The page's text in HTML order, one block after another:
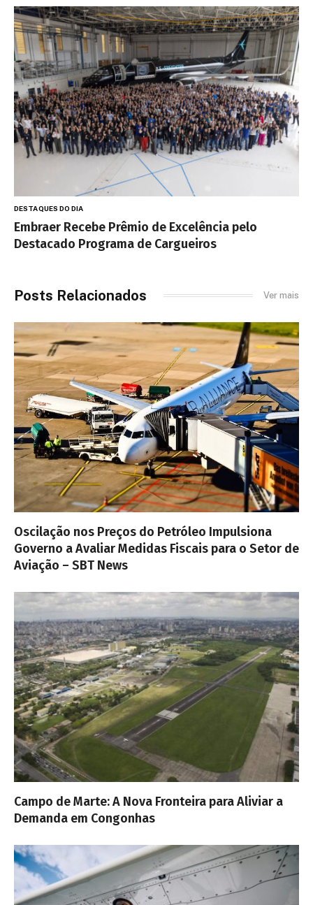
DESTAQUES DO DIA
Embraer Recebe Prêmio de Excelência pelo
Destacado Programa de Cargueiros
Posts Relacionados Ver mais
Oscilação nos Preços do Petróleo Impulsiona
Governo a Avaliar Medidas Fiscais para o Setor de
Aviação – SBT News
Campo de Marte: A Nova Fronteira para Aliviar a
Demanda em Congonhas